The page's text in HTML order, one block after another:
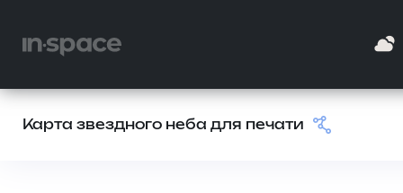
Карта звездного неба для печати